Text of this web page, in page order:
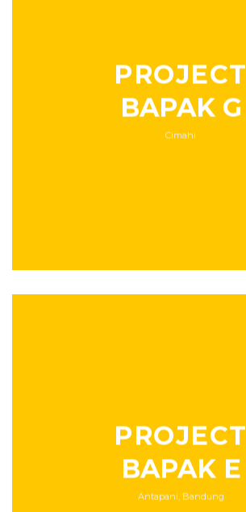
PROJECT
BAPAK G
Cimahi
PROJECT
BAPAK E
Antapani, Bandung